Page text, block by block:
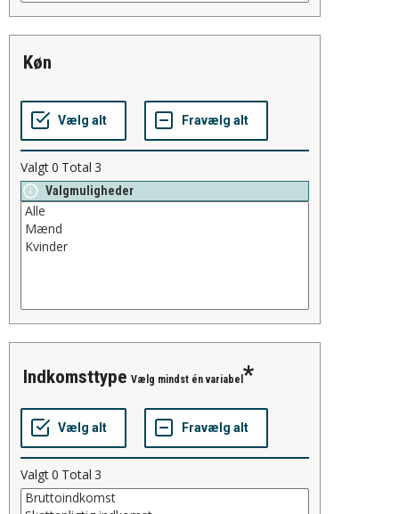
køn
Valgt0 Total 3
Valgmuligheder
indkomsttype Vælg mindst én variabel
Valgt0 Total 3